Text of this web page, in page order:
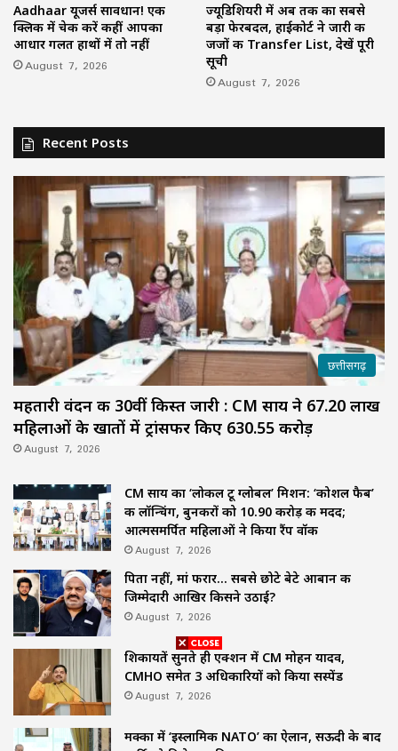
Aadhaar यूजर्स सावधान! एक
क्लिक में चेक करें कहीं आपका
आधार गलत हाथों में तो नहीं
August 7, 2026
ज्यूडिशियरी में अब तक का सबसे
बड़ा फेरबदल, हाईकोर्ट ने जारी की
जजों की Transfer List, देखें पूरी
सूची
August 7, 2026
Recent Posts
छत्तीसगढ़
महतारी वंदन की 30वीं किस्त जारी : CM साय ने 67.20 लाख
महिलाओं के खातों में ट्रांसफर किए ₹630.55 करोड़
August 7, 2026
CM साय का ‘लोकल टू ग्लोबल’ मिशन: ‘कोशल फैब’
की लॉन्चिंग, बुनकरों को 10.90 करोड़ की मदद;
आत्मसमर्पित महिलाओं ने किया रैंप वॉक
August 7, 2026
पिता नहीं, मां फरार… सबसे छोटे बेटे आबान की
जिम्मेदारी आखिर किसने उठाई?
August 7, 2026
शिकायतें सुनते ही एक्शन में CM मोहन यादव,
CMHO समेत 3 अधिकारियों को किया सस्पेंड
August 7, 2026
मक्का में ‘इस्लामिक NATO’ का ऐलान, सऊदी के बाद